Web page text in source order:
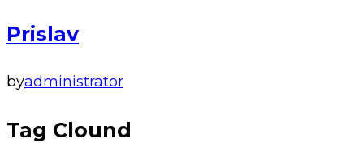
Prislav
byadministrator
Tag Clound